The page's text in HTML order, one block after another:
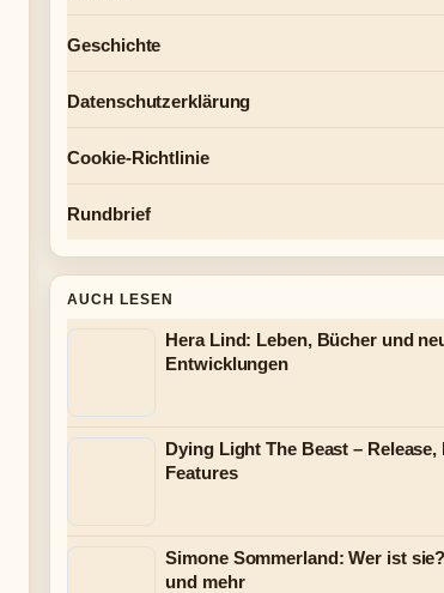
Geschichte
Datenschutzerklärung
Cookie-Richtlinie
Rundbrief
AUCH LESEN
Hera Lind: Leben, Bücher und
Entwicklungen
Dying Light The Beast –
Features
Simone Sommerland: Wer ist
und mehr